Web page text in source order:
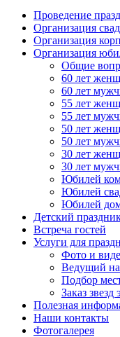
Проведение
Организация
Организация
Организация
Общие
60 лет
60 лет
55 лет
55 лет
50 лет
50 лет
30 лет
30 лет
Юбилей
Юбилей
Юбилей
Детский
Встреча гостей
Услуги для
Фото и
Ведущий на
Подбор
Заказ звезд
Полезная
Наши контакты
Фотогалерея